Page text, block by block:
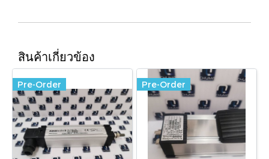
สินค้าเกี่ยวข้อง
Pre-Order Pre-Order